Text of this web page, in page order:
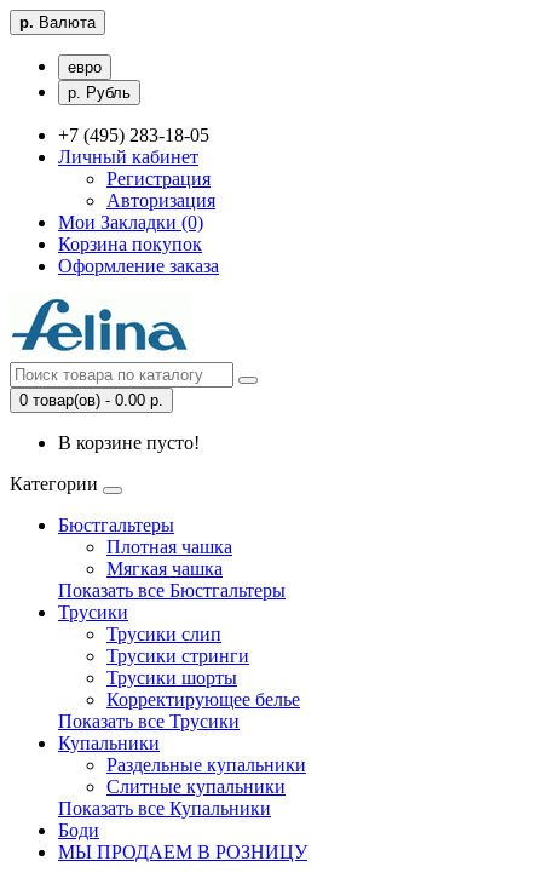
р. Валюта
евро
р. Рубль
+7 (495) 283-18-05
Личный кабинет
Регистрация
Авторизация
Мои Закладки (0)
Корзина покупок
Оформление заказа
0 товар(ов) - 0.00 р.
В корзине пусто!
Категории
Бюстгальтеры
Плотная чашка
Мягкая чашка
Показать все Бюстгальтеры
Трусики
Трусики слип
Трусики стринги
Трусики шорты
Корректирующее белье
Показать все Трусики
Купальники
Раздельные купальники
Слитные купальники
Показать все Купальники
Боди
МЫ ПРОДАЕМ В РОЗНИЦУ